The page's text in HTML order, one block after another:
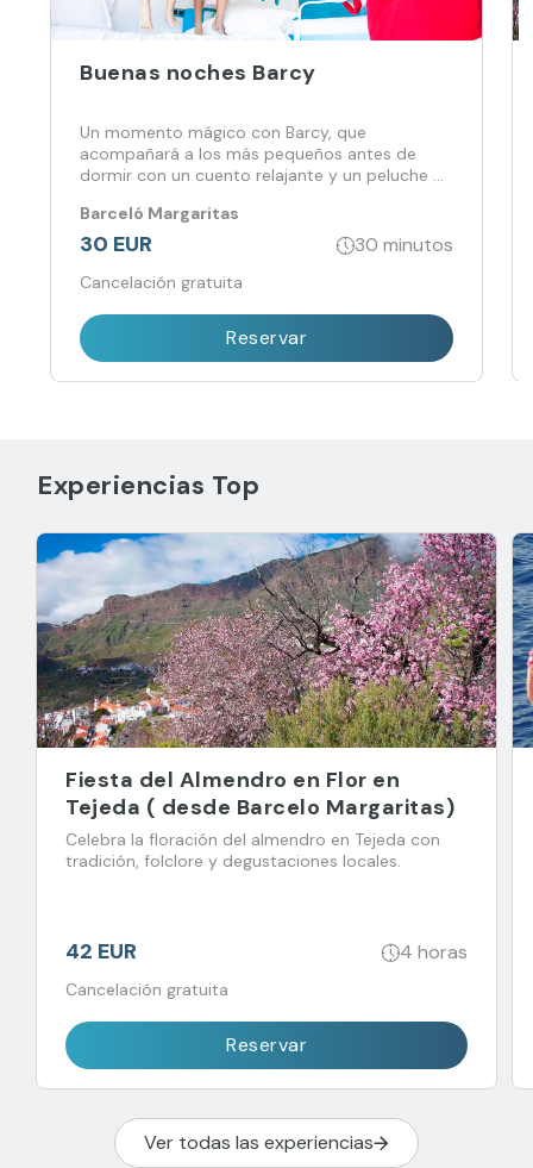
Buenas noches Barcy
Un momento mágico con Barcy, que
acompañará a los más pequeños antes de
dormir con un cuento relajante y un peluche de
Barceló Margaritas
30 EUR 30 minutos
Cancelación gratuita
Reservar
Experiencias Top
Fiesta del Almendro en Flor en
Tejeda ( desde Barcelo Margaritas)
Celebra la floración del almendro en Tejeda con
tradición, folclore y degustaciones locales.
42 EUR 4 horas
Cancelación gratuita
Reservar
Ver todas las experiencias